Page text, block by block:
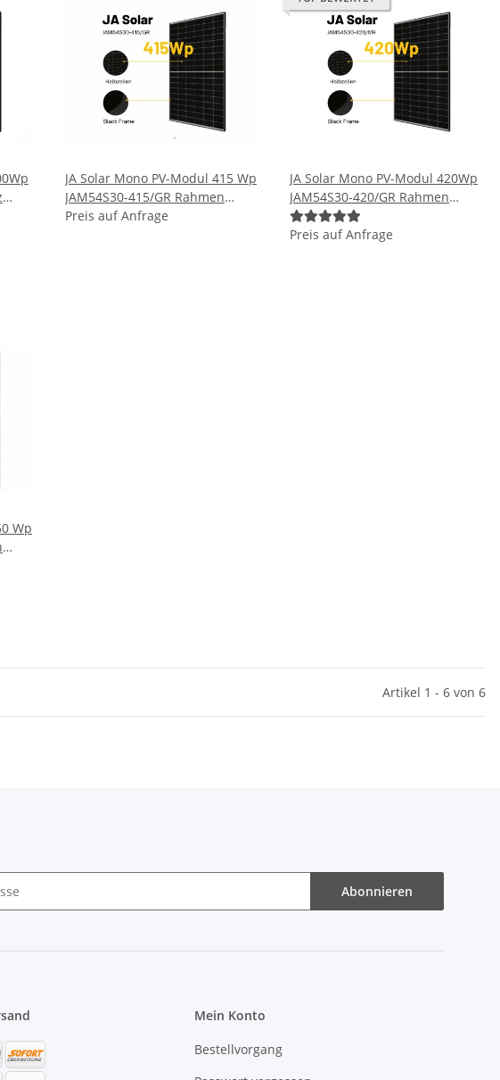
JA Solar Mono PV-Modul 415 Wp
JAM54S30-415/GR Rahmen
Schwarz Solarpanel
Preis auf Anfrage
JA Solar Mono PV-Modul 420Wp
JAM54S30-420/GR Rahmen
Schwarz Solarpanel
Preis auf Anfrage
Wp
Artikel 1 - 6 von 6
Abonnieren
Mein Konto
Bestellvorgang